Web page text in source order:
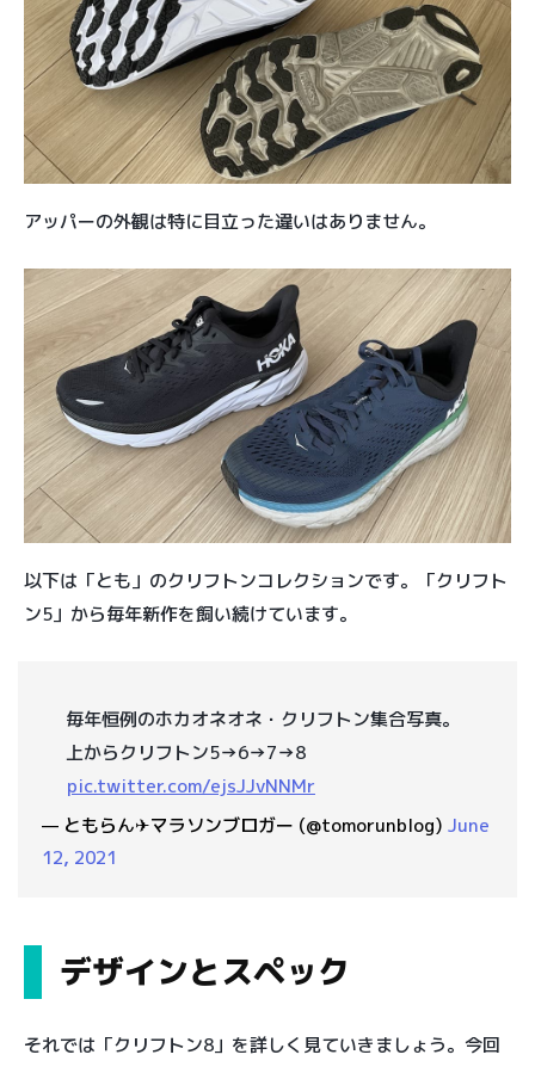
アッパーの外観は特に目立った違いはありません。
以下は「とも」のクリフトンコレクションです。「クリフト
ン5」から毎年新作を飼い続けています。
毎年恒例のホカオネオネ・クリフトン集合写真。
上からクリフトン5→6→7→8
pic.twitter.com/ejsJJvNNMr
— ともらん✈︎マラソンブロガー (@tomorunblog) June
12, 2021
デザインとスペック
それでは「クリフトン8」を詳しく見ていきましょう。今回